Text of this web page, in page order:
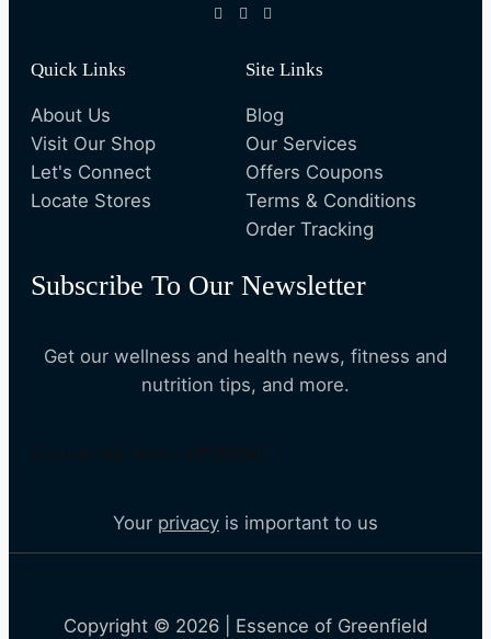
Quick Links
About Us
Visit Our Shop
Let's Connect
Locate Stores
Site Links
Blog
Our Services
Offers Coupons
Terms & Conditions
Order Tracking
Subscribe To Our Newsletter
Get our wellness and health news, fitness and
nutrition tips, and more.
Your privacy is important to us
Copyright © 2026 | Essence of Greenfield